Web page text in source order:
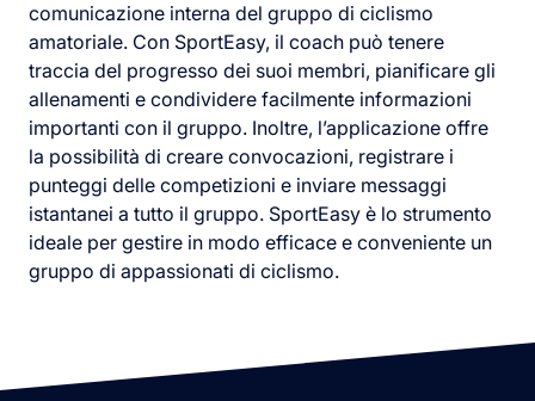
comunicazione interna del gruppo di ciclismo
amatoriale. Con SportEasy, il coach può tenere
traccia del progresso dei suoi membri, pianificare gli
allenamenti e condividere facilmente informazioni
importanti con il gruppo. Inoltre, l’applicazione offre
la possibilità di creare convocazioni, registrare i
punteggi delle competizioni e inviare messaggi
istantanei a tutto il gruppo. SportEasy è lo strumento
ideale per gestire in modo efficace e conveniente un
gruppo di appassionati di ciclismo.